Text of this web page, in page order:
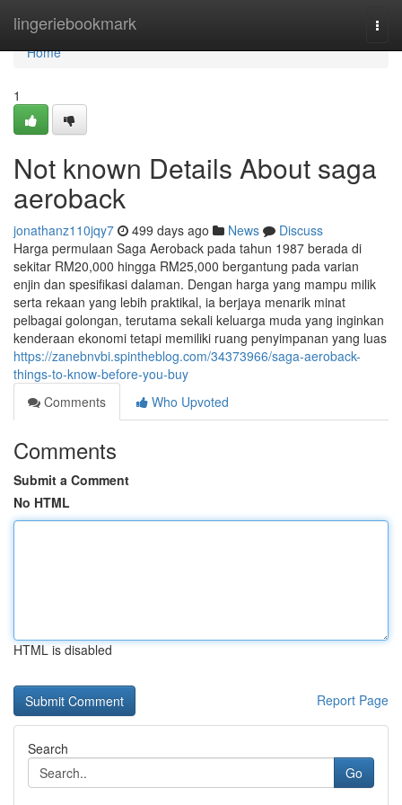
lingeriebookmark
Home
Home
1
Not known Details About saga
aeroback
jonathanz110jqy7 499 days ago News
Discuss
Harga permulaan Saga Aeroback pada tahun 1987 berada di
sekitar RM20,000 hingga RM25,000 bergantung pada varian
enjin dan spesifikasi dalaman. Dengan harga yang mampu milik
serta rekaan yang lebih praktikal, ia berjaya menarik minat
pelbagai golongan, terutama sekali keluarga muda yang inginkan
kenderaan ekonomi tetapi memiliki ruang penyimpanan yang luas
https://zanebnvbi.spintheblog.com/34373966/saga-aeroback-
things-to-know-before-you-buy
Comments
Who Upvoted
Comments
Submit a Comment
No HTML
HTML is disabled
Report Page
Search
Go